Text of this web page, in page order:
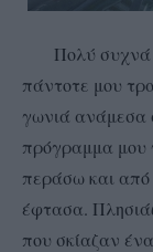
Πολύ συχνά
πάντοτε μου
γωνιά ανάμεσα
πρόγραμμα μου
περάσω και από
έφτασα.
που σκίαζαν